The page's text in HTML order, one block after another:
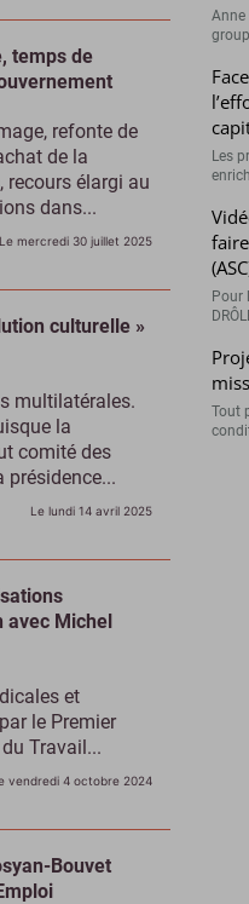
temps de
refonte de
de la
recours élargi au
dans...
Le mercredi 30 juillet 2025
culturelle »
multilatérales.
la
comité des
Le lundi 14 avril 2025
avec Michel
et
le Premier
Travail...
vendredi 4 octobre 2024
Bouvet
Anne
Les
Pour
Tout